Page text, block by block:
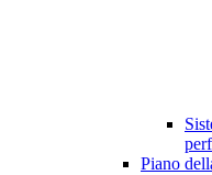
Piano